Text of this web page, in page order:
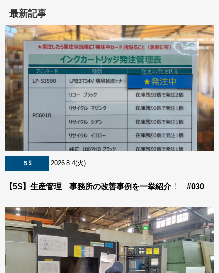
最新記事
５S 2026.8.4(火)
【5S】生産管理 事務所の改善事例を一挙紹介！ #030